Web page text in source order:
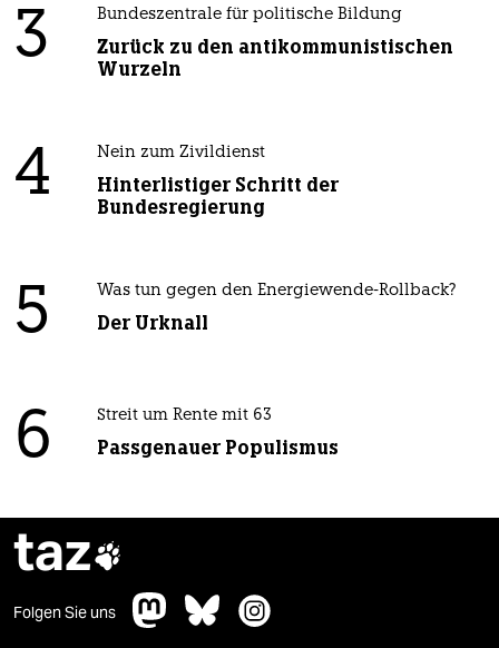
3 Bundeszentrale für politische Bildung
Zurück zu den antikommunistischen
Wurzeln
4 Nein zum Zivildienst
Hinterlistiger Schritt der
Bundesregierung
5 Was tun gegen den Energiewende-Rollback?
Der Urknall
6 Streit um Rente mit 63
Passgenauer Populismus
taz
Folgen Sie uns